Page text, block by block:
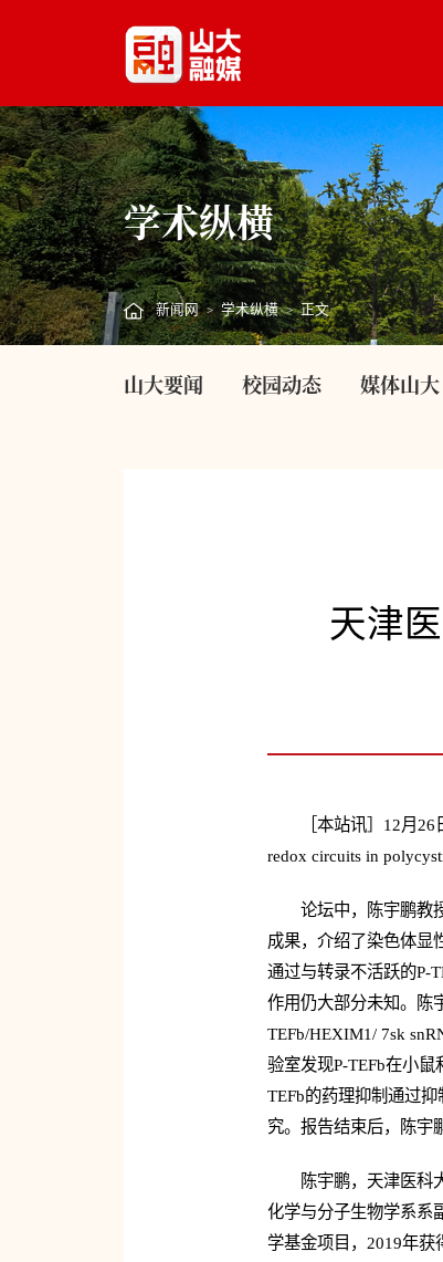
学术纵横
新闻网 > 学术纵横 > 正文
山大要闻 校园动态 媒体山大
天津
［本站讯］12月
redox circuits in
论坛中，陈宇鹏教
成果，介绍了染色体显
通过与转录不活跃的P-
作用仍大部分未知。陈
TEFb/HEXIM1/ 7sk
验室发现P-TEFb在小
TEFb的药理抑制通过
究。报告结束后，陈宇
陈宇鹏，天津医科
化学与分子生物学系系
学基金项目，2019年